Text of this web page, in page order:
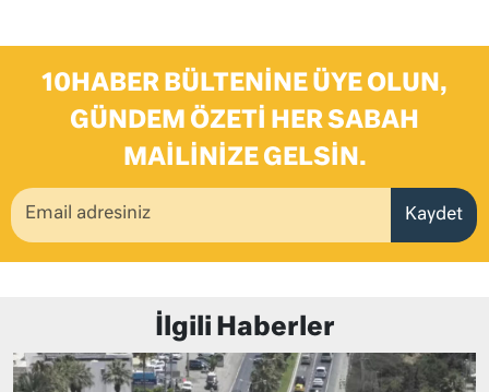
10HABER BÜLTENINE ÜYE OLUN,
GÜNDEM ÖZETI HER SABAH
MAILINIZE GELSIN.
Kaydet
İlgili Haberler